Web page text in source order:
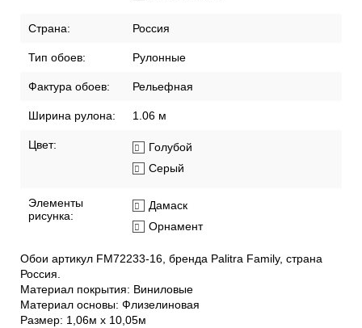
Страна: Россия
Тип обоев: Рулонные
Фактура обоев: Рельефная
Ширина рулона: 1.06 м
Цвет:
Голубой
Серый
Элементы
рисунка:
Дамаск
Орнамент
Обои артикул FM72233-16, бренда Palitra Family, страна
Россия.
Материал покрытия: Виниловые
Материал основы: Флизелиновая
Размер: 1,06м х 10,05м